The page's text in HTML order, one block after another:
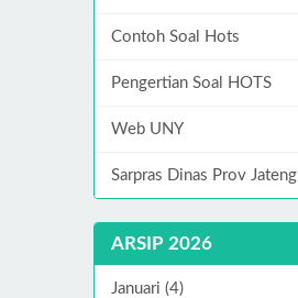
Contoh Soal Hots
Pengertian Soal HOTS
Web UNY
Sarpras Dinas Prov Jateng
ARSIP 2026
Januari (4)